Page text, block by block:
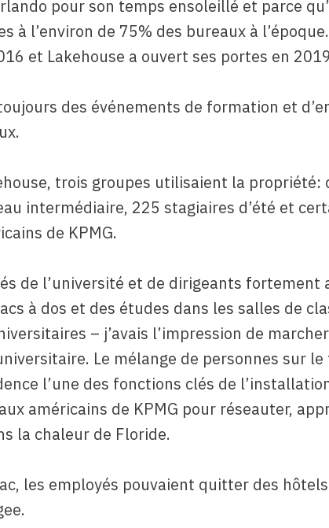
pour son temps ensoleillé et parce
à l’environ de 75% des bureaux à
et Lakehouse a ouvert ses portes en
des événements de formation et
trois groupes utilisaient la propriété:
intermédiaire, 225 stagiaires d’été et
de KPMG.
de l’université et de dirigeants fortement
à dos et des études dans les salles de
– j’avais l’impression de
Le mélange de personnes sur
l’une des fonctions clés de
américains de KPMG pour réseauter,
la chaleur de Floride.
les employés pouvaient quitter des